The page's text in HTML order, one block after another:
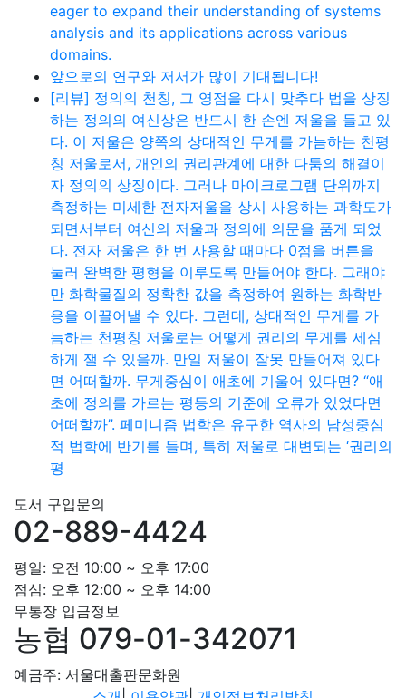
eager to expand their understanding of systems
analysis and its applications across various
domains.
앞으로의 연구와 저서가 많이 기대됩니다!
[리뷰] 정의의 천칭, 그 영점을 다시 맞추다 법을 상징
하는 정의의 여신상은 반드시 한 손엔 저울을 들고 있
다. 이 저울은 양쪽의 상대적인 무게를 가늠하는 천평
칭 저울로서, 개인의 권리관계에 대한 다툼의 해결이
자 정의의 상징이다. 그러나 마이크로그램 단위까지
측정하는 미세한 전자저울을 상시 사용하는 과학도가
되면서부터 여신의 저울과 정의에 의문을 품게 되었
다. 전자 저울은 한 번 사용할 때마다 0점을 버튼을
눌러 완벽한 평형을 이루도록 만들어야 한다. 그래야
만 화학물질의 정확한 값을 측정하여 원하는 화학반
응을 이끌어낼 수 있다. 그런데, 상대적인 무게를 가
늠하는 천평칭 저울로는 어떻게 권리의 무게를 세심
하게 잴 수 있을까. 만일 저울이 잘못 만들어져 있다
면 어떠할까. 무게중심이 애초에 기울어 있다면? “애
초에 정의를 가르는 평등의 기준에 오류가 있었다면
어떠할까”. 페미니즘 법학은 유구한 역사의 남성중심
적 법학에 반기를 들며, 특히 저울로 대변되는 ‘권리의
평
도서 구입문의
02-889-4424
평일: 오전 10:00 ~ 오후 17:00
점심: 오후 12:00 ~ 오후 14:00
무통장 입금정보
농협 079-01-342071
예금주: 서울대출판문화원